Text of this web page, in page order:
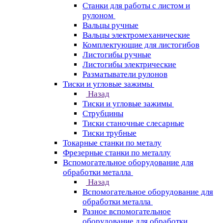
Станки для работы с листом и
рулоном
Вальцы ручные
Вальцы электромеханические
Комплектующие для листогибов
Листогибы ручные
Листогибы электрические
Разматыватели рулонов
Тиски и угловые зажимы
Назад
Тиски и угловые зажимы
Струбцины
Тиски станочные слесарные
Тиски трубные
Токарные станки по металу
Фрезерные станки по металлу
Вспомогательное оборудование для
обработки металла
Назад
Вспомогательное оборудование для
обработки металла
Разное вспомогательное